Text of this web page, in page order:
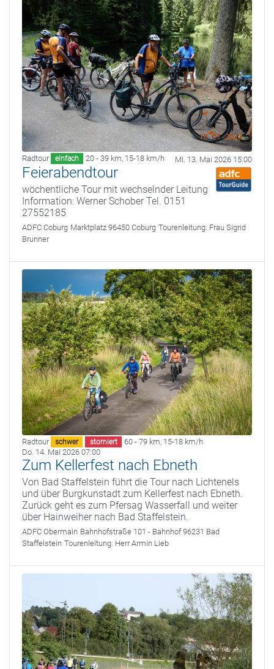
Radtour einfach 20 - 39 km, 15-18 km/h Mi. 13. Mai 2026 15:00
Feierabendtour
wöchentliche Tour mit wechselnder Leitung
Information: Werner Schober Tel. 0151
27552185
ADFC Coburg Marktplatz 96450 Coburg Tourenleitung: Frau Sigrid
Brunner
Radtour schwer storniert 60 - 79 km, 15-18 km/h
Do. 14. Mai 2026 07:00
Zum Kellerfest nach Ebneth
Von Bad Staffelstein führt die Tour nach Lichtenels
und über Burgkunstadt zum Kellerfest nach Ebneth.
Zurück geht es zum Pfersag Wasserfall und weiter
über Hainweiher nach Bad Staffelstein.
ADFC Obermain Bahnhofstraße 101 - Bahnhof 96231 Bad
Staffelstein Tourenleitung: Herr Armin Lieb